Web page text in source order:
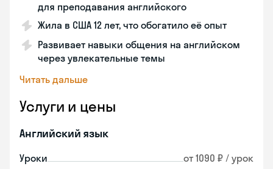
для преподавания английского
Жила в США 12 лет, что обогатило её опыт
Развивает навыки общения на английском
через увлекательные темы
Читать дальше
Услуги и цены
Английский язык
Уроки от 1090 ₽ / урок